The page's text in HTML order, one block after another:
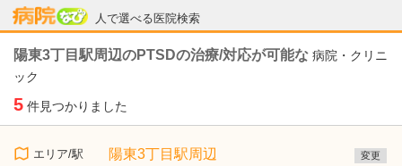
人で選べる医院検索
病院なび
陽東3丁目駅周辺のPTSDの治療/対応が可能な 病院・クリニ
ック
5 件見つかりました
エリア/駅 陽東3丁目駅周辺 変更